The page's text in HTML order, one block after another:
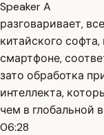
Speaker A
разговаривает,
китайского
смартфоне,
зато обработка
интеллекта,
чем в глобальной
06:28